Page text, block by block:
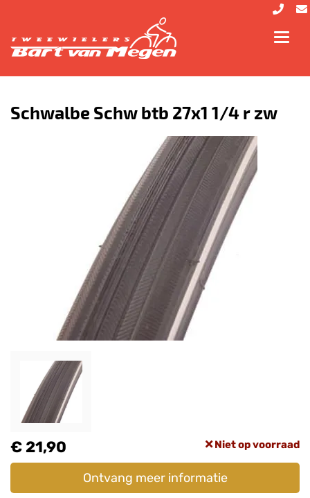
Schwalbe Schw btb 27x1 1/4 r zw
€ 21,90 Niet op voorraad
Ontvang meer informatie